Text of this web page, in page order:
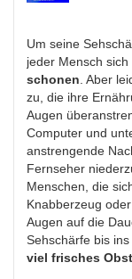
Um seine
jeder Mensch sich
schonen. Aber
zu, die ihre
Augen
Computer und
anstrengende
Fernseher
Menschen, die
Knabberzeug
Augen auf die
Sehschärfe bis
viel frisches